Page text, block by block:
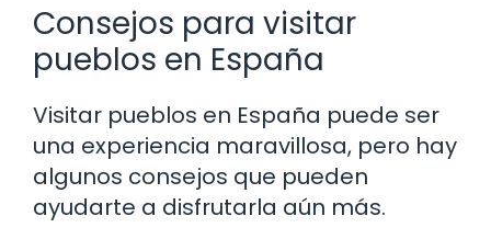
Consejos para visitar
pueblos en España
Visitar pueblos en España puede ser
una experiencia maravillosa, pero hay
algunos consejos que pueden
ayudarte a disfrutarla aún más.